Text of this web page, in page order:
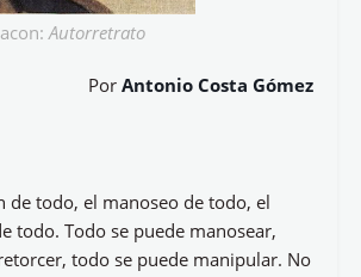
Autorretrato
Por Antonio Costa Gómez
de todo, el manoseo de todo, el
todo. Todo se puede manosear,
todo se puede manipular. No